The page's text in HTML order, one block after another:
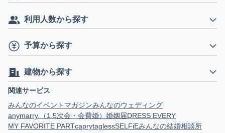
利用人数から探す
予算から探す
建物から探す
関連サービス
みんなのイベントマガジンみんなのウェディング
anymarry.（1.5次会・会費婚） 婚姻届DRESS EVERY
MY FAVORITE PARTcaprytaglessSELFiEみんなの結婚相談所